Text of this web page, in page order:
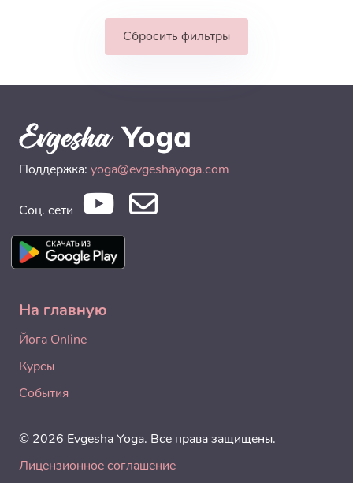
Сбросить фильтры
Поддержка: yoga@evgeshayoga.com
Соц. сети
На главную
Йога Online
Курсы
События
© 2026 Evgesha Yoga. Все права защищены.
Лицензионное соглашение